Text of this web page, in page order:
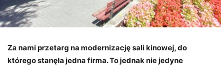
Za nami przetarg na modernizację sali kinowej, do
którego stanęła jedna firma. To jednak nie jedyne